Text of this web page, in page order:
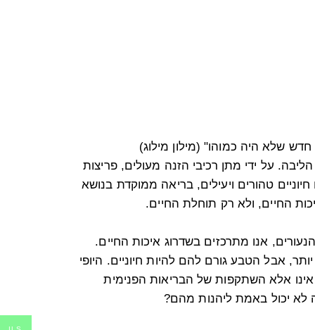
שלא היה כמוהו" (מילון מילוג)
על ידי מתן רכיבי הזנה מעולים, פריצות
טהורים ויעילים, בריאה ממוקדת בנושא
החיים, ולא רק תוחלת החיים.
אנו מתרכזים בשדרוג איכות החיים.
אבל הטבע גורם להם להיות חיוניים. היופי
אינו אלא השתקפות של הבריאות הפנימית
יכול באמת ליהנות מהם?